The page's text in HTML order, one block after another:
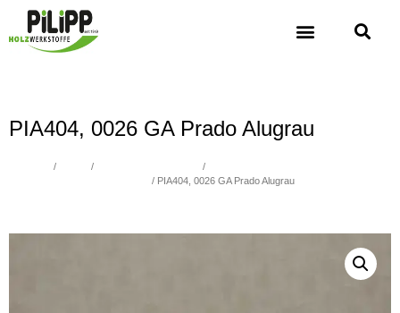
PIA404, 0026 GA Prado Alugrau
/ / /
/ PIA404, 0026 GA Prado Alugrau